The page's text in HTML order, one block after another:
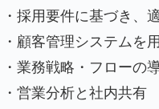
・採用要件に基づき、
・顧客管理システムを
・業務戦略・フローの
・営業分析と社内共有